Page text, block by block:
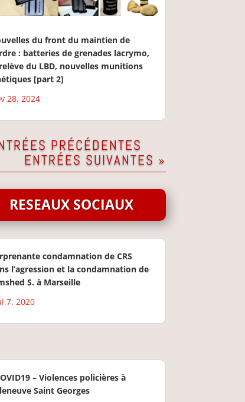
du front du maintien de
: batteries de grenades lacrymo,
du LBD, nouvelles munitions
[part 2]
28, 2024
PRÉCÉDENTES
ENTRÉES SUIVANTES »
RESEAUX SOCIAUX
condamnation de CRS
l’agression et la condamnation de
S. à Marseille
7, 2020
– Violences policières à
Saint Georges